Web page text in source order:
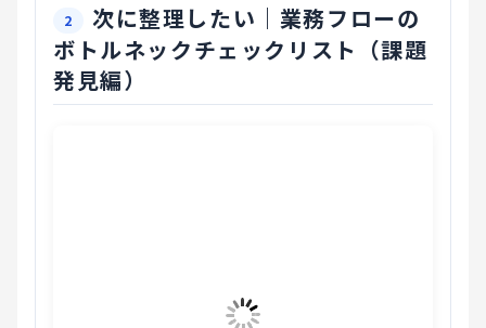
次に整理したい｜業務フローの
ボトルネックチェックリスト（課題
発見編）